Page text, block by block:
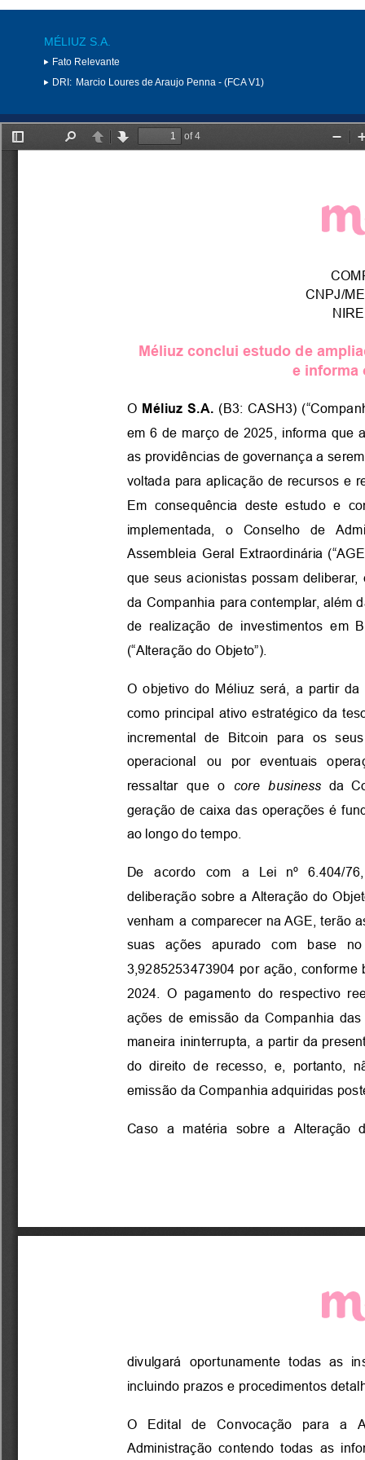
MÉLIUZ S.A.
Fato Relevante
DRI: Marcio Loures de Araujo Penna - (FCA V1)